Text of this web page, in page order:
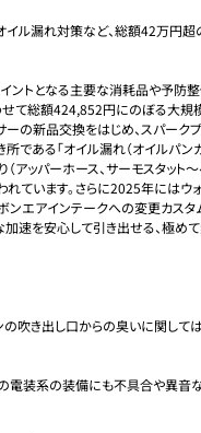
イル漏れ対策など、総額42万円
ントとなる主要な消耗品や予防
て総額424,852円にのぼる大規
の新品交換をはじめ、スパーク
ある「オイル漏れ（オイルパンガ
（アッパーホース、サーモスタット
れています。さらに2025年にはウ
ンエアインテークへの変更カスタ
速を安心して引き出せる、極め
の吹き出し口からの臭いに関して
電装系の装備にも不具合や異音